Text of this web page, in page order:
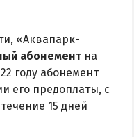
«Аквапарк-
абонемент на
году абонемент
его предоплаты, с
15 дней